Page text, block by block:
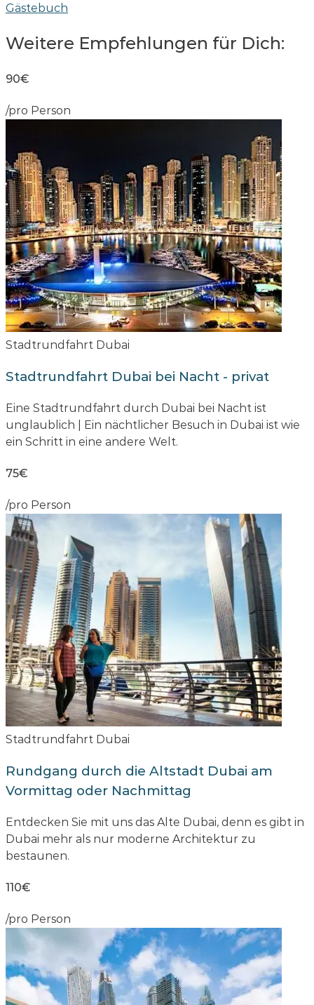
Gästebuch
Weitere Empfehlungen für Dich:
90€
/pro Person
Stadtrundfahrt Dubai
Stadtrundfahrt Dubai bei Nacht - privat
Eine Stadtrundfahrt durch Dubai bei Nacht ist
unglaublich | Ein nächtlicher Besuch in Dubai ist wie
ein Schritt in eine andere Welt.
75€
/pro Person
Stadtrundfahrt Dubai
Rundgang durch die Altstadt Dubai am
Vormittag oder Nachmittag
Entdecken Sie mit uns das Alte Dubai, denn es gibt in
Dubai mehr als nur moderne Architektur zu
bestaunen.
110€
/pro Person